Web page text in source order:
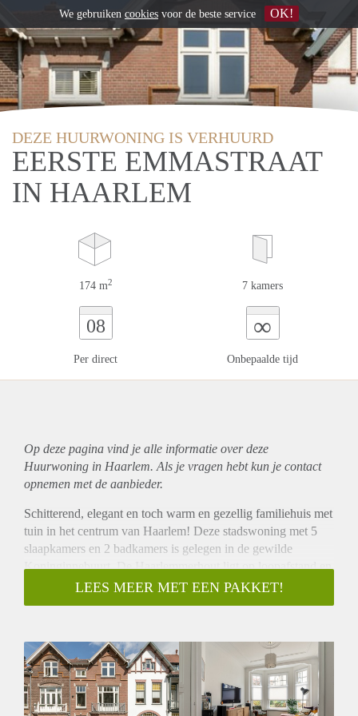
DEZE HUURWONING IS VERHUURD
EERSTE EMMASTRAAT
IN HAARLEM
174 m2 7 kamers
08
Per direct
∞
Onbepaalde tijd
Op deze pagina vind je alle informatie over deze
Huurwoning in Haarlem. Als je vragen hebt kun je contact
opnemen met de aanbieder.
Schitterend, elegant en toch warm en gezellig familiehuis met
tuin in het centrum van Haarlem! Deze stadswoning met 5
slaapkamers en 2 badkamers is gelegen in de gewilde
Koninginnebuurt. De Haarlemmerhout ligt op loopafstand en
een aantal van de beste scholen van Haarlem (inclusief de
verschillende locaties van de Internationale Scholen)
rustige, gezinsvriendelijke straten en pleinen, waardoor u
nauwelijks beseft dat u zich op slechts enkele minuten lopen
van de stad én dichtbij de hoofdwegen van en naar Haarlem
bevindt. Vanaf het nabijgelegen busstation (Tempeliersstraat)
LEES MEER MET EEN PAKKET!
We gebruiken cookies voor de beste service OK!